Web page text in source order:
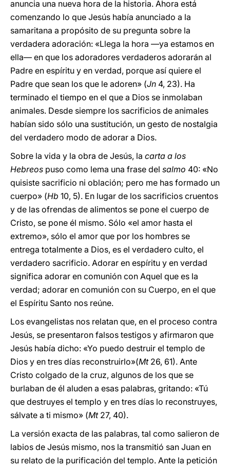
anuncia una nueva hora de la historia. Ahora está
comenzando lo que Jesús había anunciado a la
samaritana a propósito de su pregunta sobre la
verdadera adoración: «Llega la hora —ya estamos en
ella— en que los adoradores verdaderos adorarán al
Padre en espíritu y en verdad, porque así quiere el
Padre que sean los que le adoren» (Jn 4, 23). Ha
terminado el tiempo en el que a Dios se inmolaban
animales. Desde siempre los sacrificios de animales
habían sido sólo una sustitución, un gesto de nostalgia
del verdadero modo de adorar a Dios.
Sobre la vida y la obra de Jesús, la carta a los
Hebreos puso como lema una frase del salmo 40: «No
quisiste sacrificio ni oblación; pero me has formado un
cuerpo» (Hb 10, 5). En lugar de los sacrificios cruentos
y de las ofrendas de alimentos se pone el cuerpo de
Cristo, se pone él mismo. Sólo «el amor hasta el
extremo», sólo el amor que por los hombres se
entrega totalmente a Dios, es el verdadero culto, el
verdadero sacrificio. Adorar en espíritu y en verdad
significa adorar en comunión con Aquel que es la
verdad; adorar en comunión con su Cuerpo, en el que
el Espíritu Santo nos reúne.
Los evangelistas nos relatan que, en el proceso contra
Jesús, se presentaron falsos testigos y afirmaron que
Jesús había dicho: «Yo puedo destruir el templo de
Dios y en tres días reconstruirlo»(Mt26, 61). Ante
Cristo colgado de la cruz, algunos de los que se
burlaban de él aluden a esas palabras, gritando: «Tú
que destruyes el templo y en tres días lo reconstruyes,
sálvate a ti mismo» (Mt27, 40).
La versión exacta de las palabras, tal como salieron de
labios de Jesús mismo, nos la transmitió san Juan en
su relato de la purificación del templo. Ante la petición